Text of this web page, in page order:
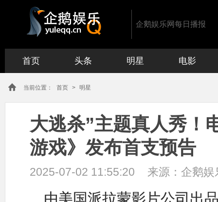
企鹅娱乐网每日播报
首页 头条 明星 电影
当前位置： 首页 > 明星
大逃杀”主题真人秀！
游戏》发布首支预告
2025-07-02 11:55:20 来源： 企鹅
由美国派拉蒙影片公司出